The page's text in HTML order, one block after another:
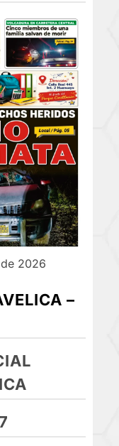
2026
–